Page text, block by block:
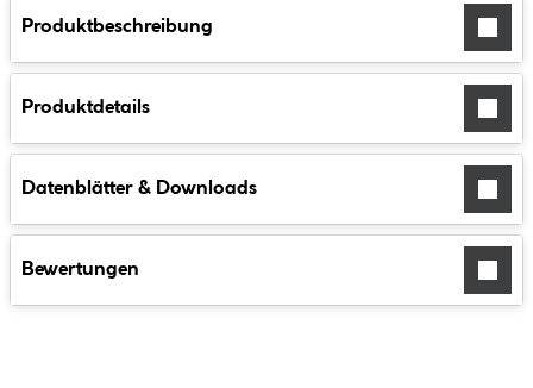
Produktbeschreibung
Produktdetails
Datenblätter & Downloads
Bewertungen